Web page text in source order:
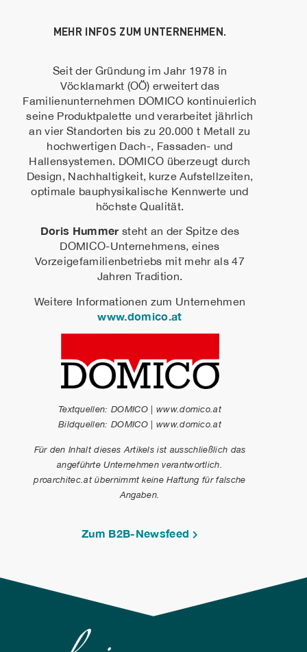
MEHR INFOS ZUM UNTERNEHMEN.
Seit der Gründung im Jahr 1978 in
Vöcklamarkt (OÖ) erweitert das
Familienunternehmen DOMICO kontinuierlich
seine Produktpalette und verarbeitet jährlich
an vier Standorten bis zu 20.000 t Metall zu
hochwertigen Dach-, Fassaden- und
Hallensystemen. DOMICO überzeugt durch
Design, Nachhaltigkeit, kurze Aufstellzeiten,
optimale bauphysikalische Kennwerte und
höchste Qualität.
Doris Hummersteht an der Spitze des
DOMICO-Unternehmens, eines
Vorzeigefamilienbetriebs mit mehr als 47
Jahren Tradition.
Weitere Informationen zum Unternehmen
www.domico.at
Textquellen: DOMICO | www.domico.at
Bildquellen: DOMICO | www.domico.at
Für den Inhalt dieses Artikels ist ausschließlich das
angeführte Unternehmen verantwortlich.
proarchitec.at übernimmt keine Haftung für falsche
Angaben.
Zum B2B-Newsfeed